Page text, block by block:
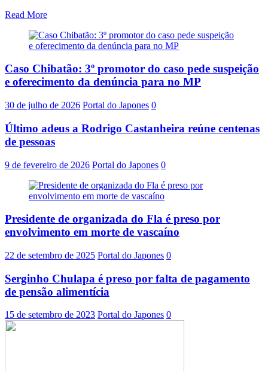
Read More
Caso Chibatão: 3º promotor do caso pede suspeição
e oferecimento da denúncia para no MP
30 de julho de 2026 Portal do Japones 0
Último adeus a Rodrigo Castanheira reúne centenas
de pessoas
9 de fevereiro de 2026 Portal do Japones 0
Presidente de organizada do Fla é preso por
envolvimento em morte de vascaíno
22 de setembro de 2025 Portal do Japones 0
Serginho Chulapa é preso por falta de pagamento
de pensão alimentícia
15 de setembro de 2023 Portal do Japones 0